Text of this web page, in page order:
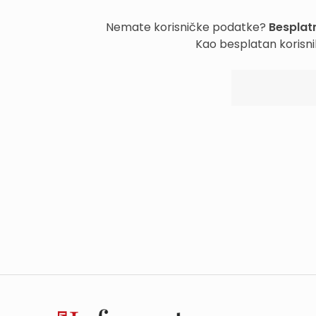
Nemate korisničke podatke?
Kao besplatan